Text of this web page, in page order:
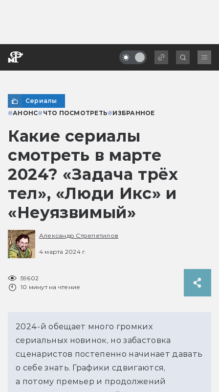
Сериалы
#АНОНС# ЧТО ПОСМОТРЕТЬ#ИЗБРАННОЕ
Какие сериалы
смотреть в марте
2024? «Задача трёх
тел», «Люди Икс» и
«Неуязвимый»
Александр Стрепетилов
4 марта 2024 г.
59602
10 минут на чтение
2024-й обещает много громких
сериальных новинок, но забастовка
сценаристов постепенно начинает давать
о себе знать. Графики сдвигаются,
а потому премьер и продолжений